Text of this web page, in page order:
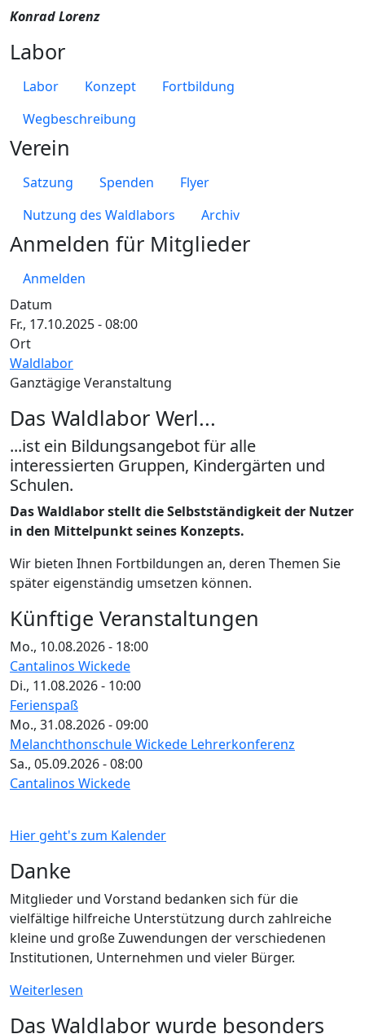
Datum
Fr., 17.10.2025 - 08:00
Ort
Waldlabor
Ganztägige Veranstaltung
Konrad Lorenz
Labor
Labor Konzept
Fortbildung
Wegbeschreibung
Verein
Satzung Spenden
Flyer
Nutzung des Waldlabors
Archiv
Anmelden für Mitglieder
Anmelden
Das Waldlabor Werl...
...ist ein Bildungsangebot für alle
interessierten Gruppen, Kindergärten und
Schulen.
Das Waldlabor stellt die Selbstständigkeit der Nutzer
in den Mittelpunkt seines Konzepts.
Wir bieten Ihnen Fortbildungen an, deren Themen Sie
später eigenständig umsetzen können.
Künftige Veranstaltungen
Mo., 10.08.2026 - 18:00
Cantalinos Wickede
Di., 11.08.2026 - 10:00
Ferienspaß
Mo., 31.08.2026 - 09:00
Melanchthonschule Wickede Lehrerkonferenz
Sa., 05.09.2026 - 08:00
Cantalinos Wickede
Hier geht's zum Kalender
Danke
Mitglieder und Vorstand bedanken sich für die
vielfältige hilfreiche Unterstützung durch zahlreiche
kleine und große Zuwendungen der verschiedenen
Institutionen, Unternehmen und vieler Bürger.
Weiterlesen
Das Waldlabor wurde besonders